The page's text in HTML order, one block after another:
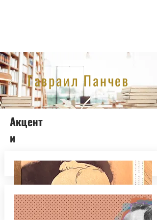
Гавраил Панчев
Акцент
и